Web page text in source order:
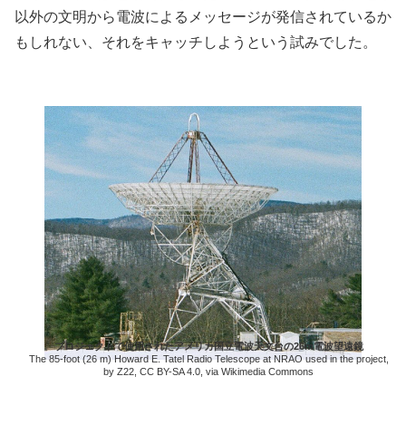
以外の文明から電波によるメッセージが発信されているか
もしれない、それをキャッチしようという試みでした。
プロジェクトで使用されたアメリカ国立電波天文台の26m電波望遠鏡
The 85-foot (26 m) Howard E. Tatel Radio Telescope at NRAO used in the project,
by Z22, CC BY-SA 4.0, via Wikimedia Commons